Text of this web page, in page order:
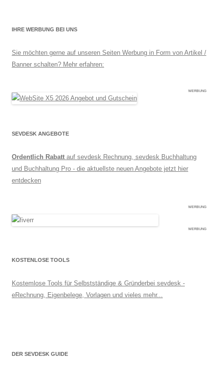
IHRE WERBUNG BEI UNS
Sie möchten gerne auf unseren Seiten Werbung in Form von Artikel /
Banner schalten? Mehr erfahren:
WERBUNG
SEVDESK ANGEBOTE
Ordentlich Rabatt auf sevdesk Rechnung, sevdesk Buchhaltung
und Buchhaltung Pro - die aktuellste neuen Angebote jetzt hier
entdecken
WERBUNG
WERBUNG
KOSTENLOSE TOOLS
Kostemlose Tools für Selbstständige & Gründerbei sevdesk -
eRechnung, Eigenbelege, Vorlagen und vieles mehr...
DER SEVDESK GUIDE